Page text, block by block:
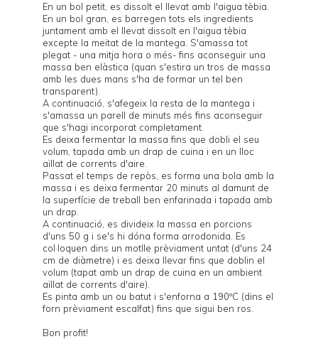
En un bol petit, es dissolt el llevat amb l'aigua tèbia.
En un bol gran, es barregen tots els ingredients
juntament amb el llevat dissolt en l'aigua tèbia
excepte la meitat de la mantega. S'amassa tot
plegat - una mitja hora o més- fins aconseguir una
massa ben elàstica (quan s'estira un tros de massa
amb les dues mans s'ha de formar un tel ben
transparent).
A continuació, s'afegeix la resta de la mantega i
s'amassa un parell de minuts més fins aconseguir
que s'hagi incorporat completament.
Es deixa fermentar la massa fins que dobli el seu
volum, tapada amb un drap de cuina i en un lloc
aïllat de corrents d'aire.
Passat el temps de repòs, es forma una bola amb la
massa i es deixa fermentar 20 minuts al damunt de
la superfície de treball ben enfarinada i tapada amb
un drap.
A continuació, es divideix la massa en porcions
d'uns 50 g i se's hi dóna forma arrodonida. Es
col·loquen dins un motlle prèviament untat (d'uns 24
cm de diàmetre) i es deixa llevar fins que doblin el
volum (tapat amb un drap de cuina en un ambient
aïllat de corrents d'aire).
Es pinta amb un ou batut i s'enforna a 190ºC (dins el
forn prèviament escalfat) fins que sigui ben ros.
Bon profit!